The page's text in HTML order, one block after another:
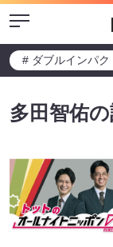
Menu
# ダブルインパク
多田智佑